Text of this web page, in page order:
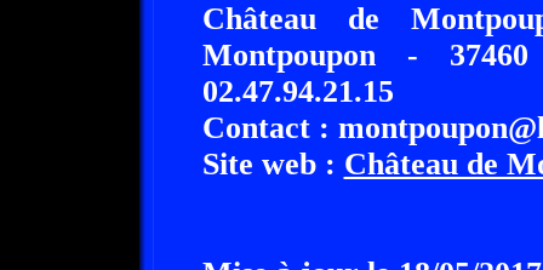
Château de
Montpoupon -
02.47.94.21.15
Contact :
Site web : Château de